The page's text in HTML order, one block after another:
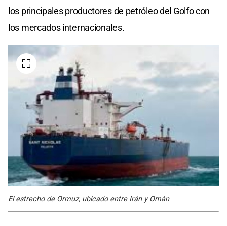
los principales productores de petróleo del Golfo con
los mercados internacionales.
El estrecho de Ormuz, ubicado entre Irán y Omán